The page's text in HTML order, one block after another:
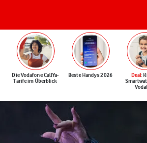
Die Vodafone CallYa-
Tarife im Überblick
Beste Handys 2026 Deal: